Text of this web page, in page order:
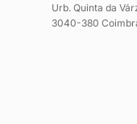
Urb. Quinta da
3040-380